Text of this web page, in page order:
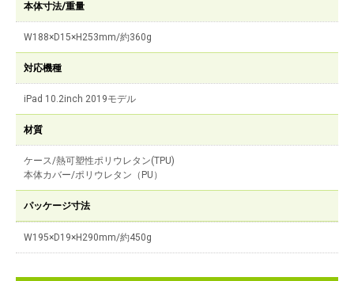
本体寸法/重量
W188×D15×H253mm/約360g
対応機種
iPad 10.2inch 2019モデル
材質
ケース/熱可塑性ポリウレタン(TPU)
本体カバー/ポリウレタン（PU）
パッケージ寸法
W195×D19×H290mm/約450g